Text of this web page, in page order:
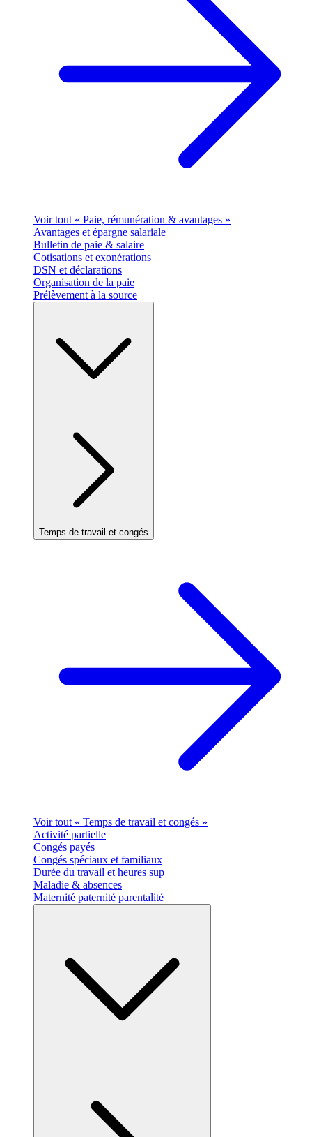
Voir tout « Paie, rémunération & avantages »
Avantages et épargne salariale
Bulletin de paie & salaire
Cotisations et exonérations
DSN et déclarations
Organisation de la paie
Prélèvement à la source
Temps de travail et congés
Voir tout « Temps de travail et congés »
Activité partielle
Congés payés
Congés spéciaux et familiaux
Durée du travail et heures sup
Maladie & absences
Maternité paternité parentalité